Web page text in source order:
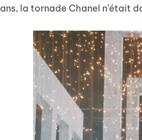
ans, la tornade Chanel n’était